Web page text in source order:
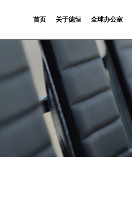
首页 关于德恒 全球办公室